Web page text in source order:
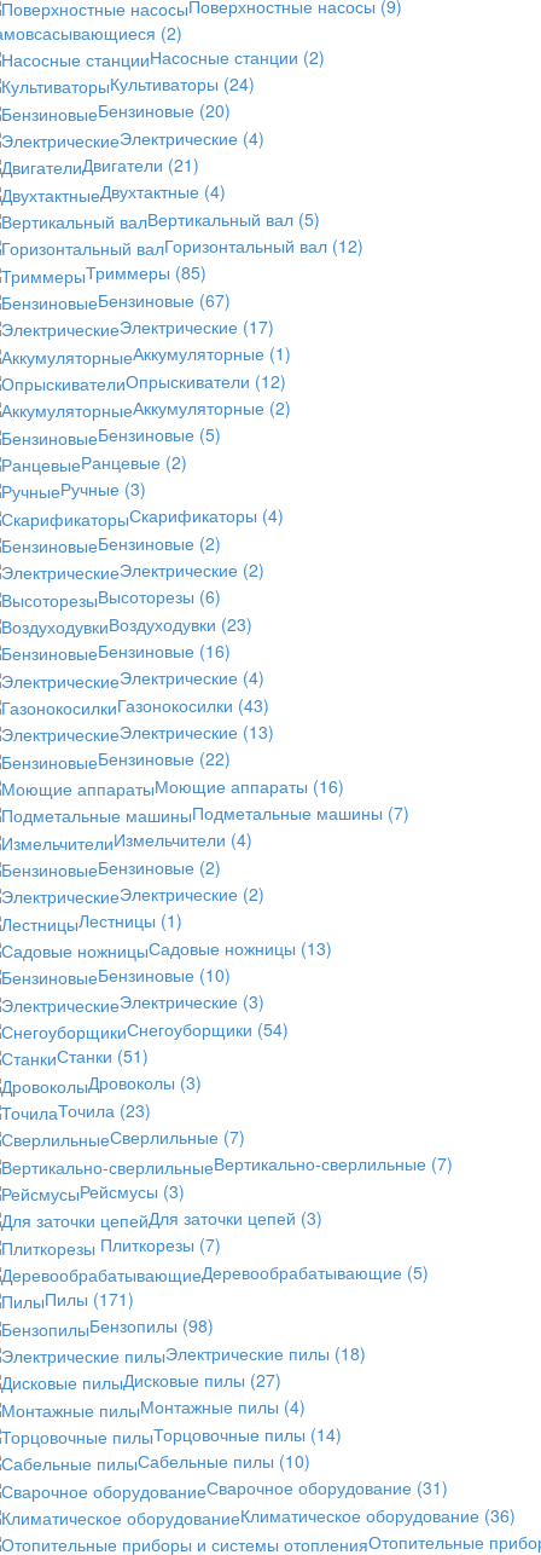
Поверхностные насосы (9)
(2)
Насосные станции (2)
Культиваторы (24)
Бензиновые (20)
Электрические (4)
Двигатели (21)
Двухтактные (4)
Вертикальный вал (5)
Горизонтальный вал (12)
Триммеры (85)
Бензиновые (67)
Электрические (17)
Аккумуляторные (1)
Опрыскиватели (12)
Аккумуляторные (2)
Бензиновые (5)
Ранцевые (2)
Ручные (3)
Скарификаторы (4)
Бензиновые (2)
Электрические (2)
Высоторезы (6)
Воздуходувки (23)
Бензиновые (16)
Электрические (4)
Газонокосилки (43)
Электрические (13)
Бензиновые (22)
Моющие аппараты (16)
Подметальные машины (7)
Измельчители (4)
Бензиновые (2)
Электрические (2)
Лестницы (1)
Садовые ножницы (13)
Бензиновые (10)
Электрические (3)
Снегоуборщики (54)
Станки (51)
Дровоколы (3)
Точила (23)
Сверлильные (7)
Вертикально-сверлильные (7)
Рейсмусы (3)
Для заточки цепей (3)
Плиткорезы (7)
Деревообрабатывающие (5)
Пилы (171)
Бензопилы (98)
Электрические пилы (18)
Дисковые пилы (27)
Монтажные пилы (4)
Торцовочные пилы (14)
Сабельные пилы (10)
Сварочное оборудование (31)
Климатическое оборудование (36)
Отопительные